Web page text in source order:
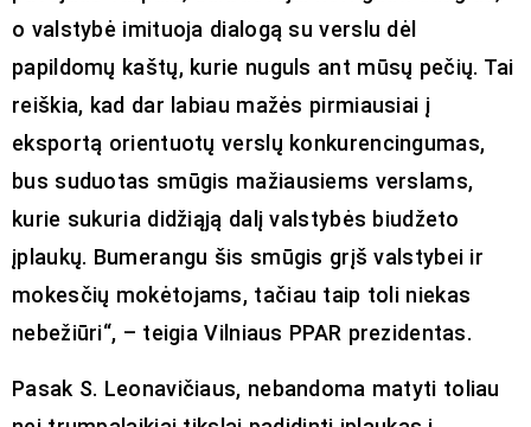
o valstybė imituoja dialogą su verslu dėl
papildomų kaštų, kurie nuguls ant mūsų pečių. Tai
reiškia, kad dar labiau mažės pirmiausiai į
eksportą orientuotų verslų konkurencingumas,
bus suduotas smūgis mažiausiems verslams,
kurie sukuria didžiąją dalį valstybės biudžeto
įplaukų. Bumerangu šis smūgis grįš valstybei ir
mokesčių mokėtojams, tačiau taip toli niekas
nebežiūri“, – teigia Vilniaus PPAR prezidentas.
Pasak S. Leonavičiaus, nebandoma matyti toliau